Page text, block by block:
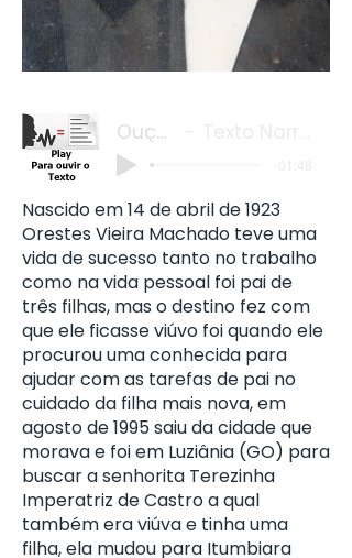
Ouça o
Nascido em 14 de abril de 1923
Orestes Vieira Machado teve uma
vida de sucesso tanto no trabalho
como na vida pessoal foi pai de
três filhas, mas o destino fez com
que ele ficasse viúvo foi quando ele
procurou uma conhecida para
ajudar com as tarefas de pai no
cuidado da filha mais nova, em
agosto de 1995 saiu da cidade que
morava e foi em Luziânia (GO) para
buscar a senhorita Terezinha
Imperatriz de Castro a qual
também era viúva e tinha uma
filha, ela mudou para Itumbiara